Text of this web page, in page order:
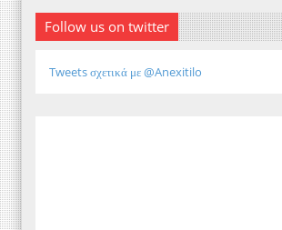
Follow us on twitter
Tweets σχετικά με @Anexitilo